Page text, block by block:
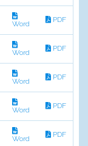
Word PDF
Word PDF
Word PDF
Word PDF
Word PDF